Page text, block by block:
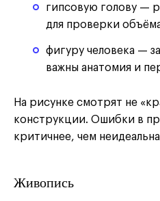
гипсовую голову —
для проверки
фигуру человека —
важны анатомия и
На рисунке смотрят не
конструкции. Ошибки в
критичнее, чем
Живопись